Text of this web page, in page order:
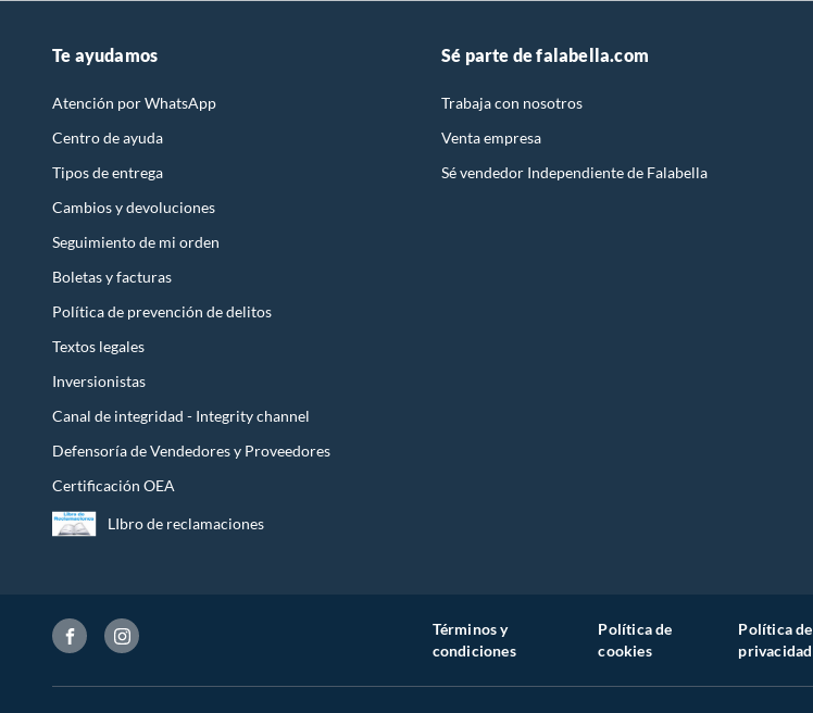
Te ayudamos
Atención por WhatsApp
Centro de ayuda
Tipos de entrega
Cambios y devoluciones
Seguimiento de mi orden
Boletas y facturas
Política de prevención de delitos
Textos legales
Inversionistas
Canal de integridad - Integrity channel
Defensoría de Vendedores y Proveedores
Certificación OEA
LIbro de reclamaciones
Sé parte de falabella.com
Trabaja con nosotros
Venta empresa
Sé vendedor Independiente de Falabella
Términos y
condiciones
Política de
cookies
Política de
privacidad